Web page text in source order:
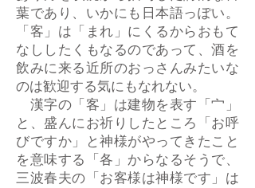
葉であり、いかにも日本語っぽい。
「客」は「まれ」にくるからおもて
なししたくもなるのであって、酒を
飲みに来る近所のおっさんみたいな
のは歓迎する気にもなれない。
漢字の「客」は建物を表す「宀」
と、盛んにお祈りしたところ「お呼
びですか」と神様がやってきたこと
を意味する「各」からなるそうで、
三波春夫の「お客様は神様です」は